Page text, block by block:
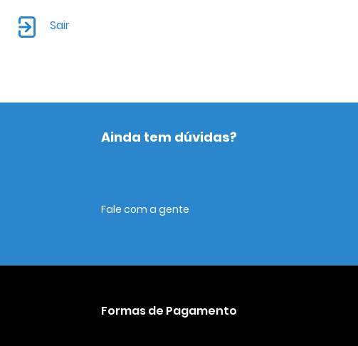
Sair
Ainda tem dúvidas?
Fale com a gente
Formas de Pagamento